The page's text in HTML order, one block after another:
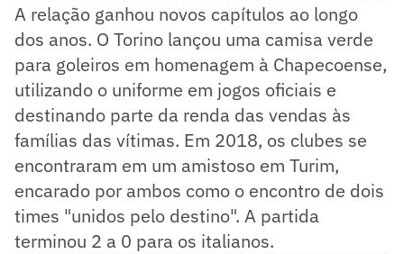
A relação ganhou novos capítulos ao longo
dos anos. O Torino lançou uma camisa verde
para goleiros em homenagem à Chapecoense,
utilizando o uniforme em jogos oficiais e
destinando parte da renda das vendas às
famílias das vítimas. Em 2018, os clubes se
encontraram em um amistoso em Turim,
encarado por ambos como o encontro de dois
times "unidos pelo destino". A partida
terminou 2 a 0 para os italianos.